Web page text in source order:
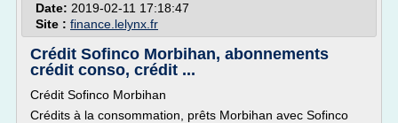
Date: 2019-02-11 17:18:47
Site : finance.lelynx.fr
Crédit Sofinco Morbihan, abonnements
crédit conso, crédit ...
Crédit Sofinco Morbihan
Crédits à la consommation, prêts Morbihan avec Sofinco